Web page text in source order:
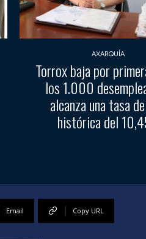
AXARQUÍA
Torrox baja por
los 1.000
alcanza una tasa
histórica del
Email Copy URL